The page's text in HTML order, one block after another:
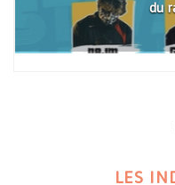
du
LES